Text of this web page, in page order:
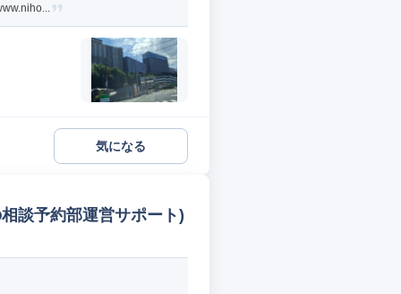
気になる
談予約部運営サポート)